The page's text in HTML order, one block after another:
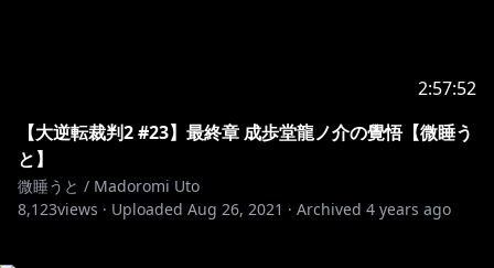
2:57:52
【大逆転裁判2 #23】最終章 成歩堂龍ノ介の覺悟【微睡う
と】
微睡うと / Madoromi Uto
8,123views · Uploaded Aug 26, 2021 · Archived 4 years ago